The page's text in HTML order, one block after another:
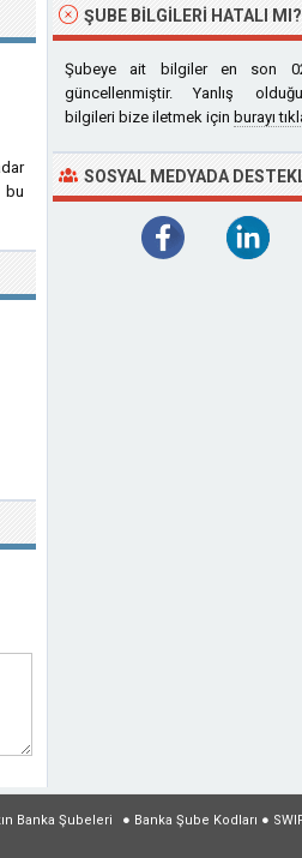
bu
ŞUBE BILGILERI HATALI MI?
Şubeye ait bilgiler en son
güncellenmiştir. Yanlış
bilgileri bize iletmek için burayı
SOSYAL MEDYADA
● Banka Şube Kodları ●
Banka Şubeleri